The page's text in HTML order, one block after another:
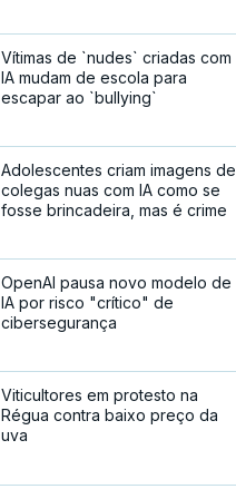
Vítimas de `nudes` criadas com
IA mudam de escola para
escapar ao `bullying`
Adolescentes criam imagens de
colegas nuas com IA como se
fosse brincadeira, mas é crime
OpenAI pausa novo modelo de
IA por risco "crítico" de
cibersegurança
Viticultores em protesto na
Régua contra baixo preço da
uva